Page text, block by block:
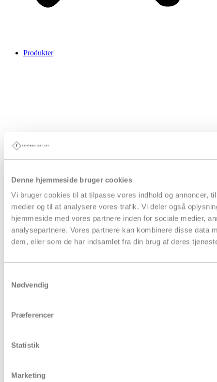
Denne hjemmeside bruger cookies
Vi bruger cookies til at tilpasse vores indhold og annoncer,
medier og til at analysere vores trafik. Vi deler også
hjemmeside med vores partnere inden for sociale medier,
analysepartnere. Vores partnere kan kombinere disse data
dem, eller som de har indsamlet fra din brug af deres
Nødvendig
Præferencer
Statistik
Marketing
Produkter
Pakketape